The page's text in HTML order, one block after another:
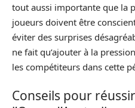
tout aussi importante que la
joueurs doivent être
éviter des surprises
ne fait qu’ajouter à la
les compétiteurs dans cette
Conseils pour